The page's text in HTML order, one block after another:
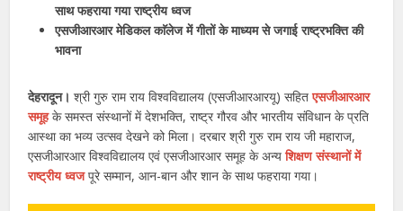
साथ फहराया गया राष्ट्रीय ध्वज
एसजीआरआर मेडिकल काॅलेज में गीतों के माध्यम से जगाई राष्ट्रभक्ति की
भावना
देहरादून। श्री गुरु राम राय विश्वविद्यालय (एसजीआरआरयू) सहितएसजीआरआर
समूहके समस्त संस्थानों में देशभक्ति, राष्ट्र गौरव और भारतीय संविधान के प्रति
आस्था का भव्य उत्सव देखने को मिला। दरबार श्री गुरु राम राय जी महाराज,
एसजीआरआर विश्वविद्यालय एवं एसजीआरआर समूह के अन्यशिक्षण संस्थानों में
राष्ट्रीय ध्वजपूरे सम्मान, आन-बान और शान के साथ फहराया गया।